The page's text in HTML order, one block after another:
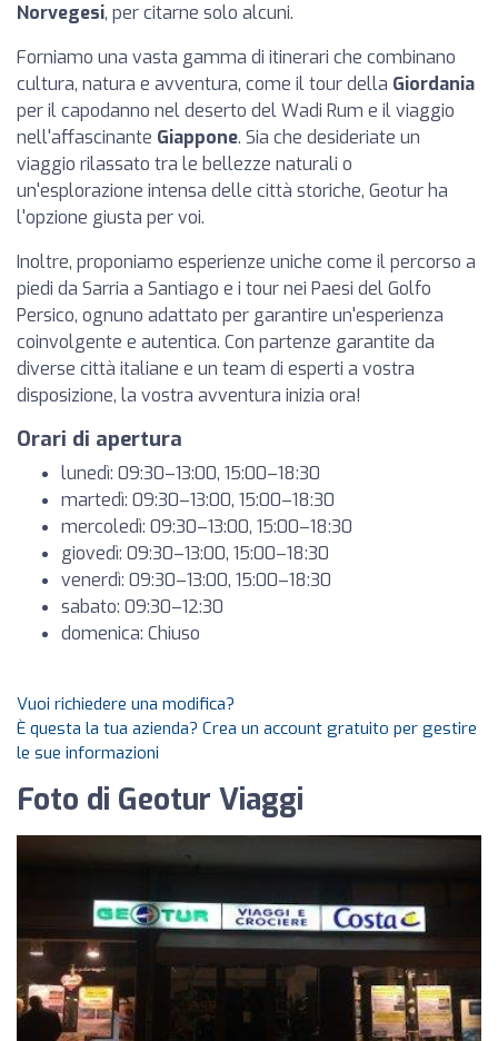
Norvegesi, per citarne solo alcuni.
Forniamo una vasta gamma di itinerari che combinano
cultura, natura e avventura, come il tour della Giordania
per il capodanno nel deserto del Wadi Rum e il viaggio
nell'affascinante Giappone. Sia che desideriate un
viaggio rilassato tra le bellezze naturali o
un'esplorazione intensa delle città storiche, Geotur ha
l'opzione giusta per voi.
Inoltre, proponiamo esperienze uniche come il percorso a
piedi da Sarria a Santiago e i tour nei Paesi del Golfo
Persico, ognuno adattato per garantire un'esperienza
coinvolgente e autentica. Con partenze garantite da
diverse città italiane e un team di esperti a vostra
disposizione, la vostra avventura inizia ora!
Orari di apertura
lunedì: 09:30–13:00, 15:00–18:30
martedì: 09:30–13:00, 15:00–18:30
mercoledì: 09:30–13:00, 15:00–18:30
giovedì: 09:30–13:00, 15:00–18:30
venerdì: 09:30–13:00, 15:00–18:30
sabato: 09:30–12:30
domenica: Chiuso
Vuoi richiedere una modifica?
È questa la tua azienda? Crea un account gratuito per gestire
le sue informazioni
Foto di Geotur Viaggi